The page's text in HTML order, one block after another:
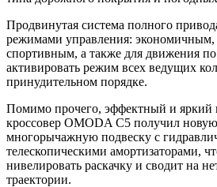
Продвинутая система полного
режимами управления:
спортивным, а также для движения
активировать режим всех ведущих
принудительном порядке.
Помимо прочего, эффектный и яркий
кроссовер OMODA C5 получил
многорычажную подвеску с
телескопическими амортизаторами,
нивелировать раскачку и сводит на
траектории.